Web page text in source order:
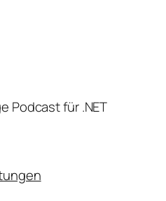
Podcast für .NET